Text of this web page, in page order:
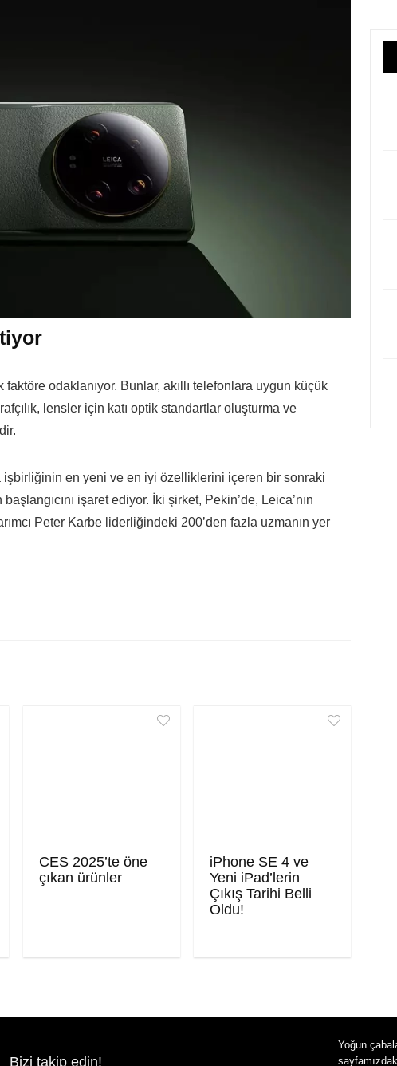
odaklanıyor. Bunlar, akıllı telefonlara uygun küçük
lensler için katı optik standartlar oluşturma ve
en yeni ve en iyi özelliklerini içeren bir sonraki
işaret ediyor. İki şirket, Pekin’de, Leica’nın
Peter Karbe liderliğindeki 200’den fazla uzmanın yer
CES 2025’te öne
çıkan ürünler
iPhone SE 4 ve
Yeni iPad’lerin
Çıkış Tarihi Belli
Oldu!
Bizi takip edin!
Yoğun